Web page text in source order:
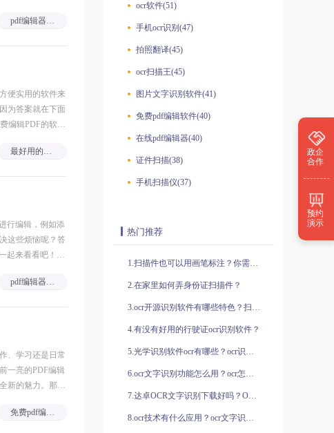
便实用的软件来
为答案就在下面
编辑PDF的软
行编辑，例如添
这些烦恼呢？答
起来看看吧！有
、学习还是日常
一亮的PDF编辑
新的魅力。那
ocr软件(51)
手机ocr识别(47)
拍照翻译(45)
ocr扫描王(45)
图片文字识别软件(41)
免费pdf编辑软件(40)
在线pdf编辑器(40)
证件扫描(38)
手机扫描仪(37)
热门推荐
1.扫描件也可以用画笔标注？你需要知道的标注小技巧！
2.在家里如何弄身份证扫描件？
3.ocr开源识别软件有哪些特色？扫描识别稿的操作技巧是什么？
4.有没有好用的行驶证ocr识别软件？
5.光学识别软件ocr有哪些？ocr识别图片怎么转文字？
6.ocr文字识别功能怎么用？ocr怎么测试？
7.达卓OCR文字识别下载好吗？OCR文字识别下载哪个好？
8.ocr技术有什么应用？ocr文字识别app哪个好用？
政企
合作
预约
演示